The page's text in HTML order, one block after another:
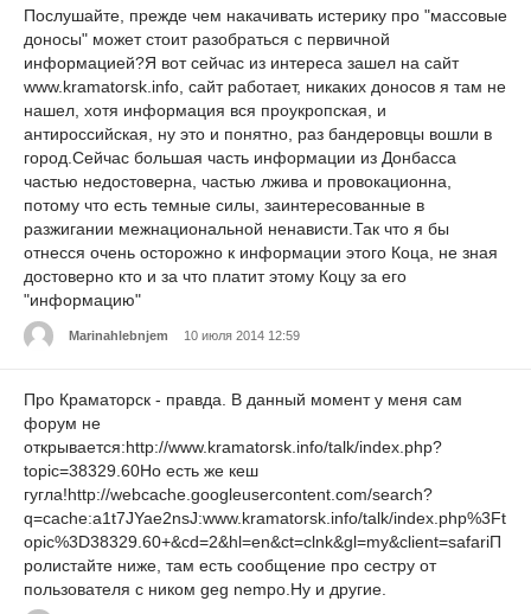
Послушайте, прежде чем накачивать истерику про "массовые
доносы" может стоит разобраться с первичной
информацией?Я вот сейчас из интереса зашел на сайт
www.kramatorsk.info, сайт работает, никаких доносов я там не
нашел, хотя информация вся проукропская, и
антироссийская, ну это и понятно, раз бандеровцы вошли в
город.Сейчас большая часть информации из Донбасса
частью недостоверна, частью лжива и провокационна,
потому что есть темные силы, заинтересованные в
разжигании межнациональной ненависти.Так что я бы
отнесся очень осторожно к информации этого Коца, не зная
достоверно кто и за что платит этому Коцу за его
"информацию"
Marinahlebnjem 10 июля 2014 12:59
Про Краматорск - правда. В данный момент у меня сам
форум не
открывается:http://www.kramatorsk.info/talk/index.php?
topic=38329.60Но есть же кеш
гугла!http://webcache.googleusercontent.com/search?
q=cache:a1t7JYae2nsJ:www.kramatorsk.info/talk/index.php%3Ft
opic%3D38329.60+&cd=2&hl=en&ct=clnk&gl=my&client=safariП
ролистайте ниже, там есть сообщение про сестру от
пользователя с ником geg nempo.Ну и другие.